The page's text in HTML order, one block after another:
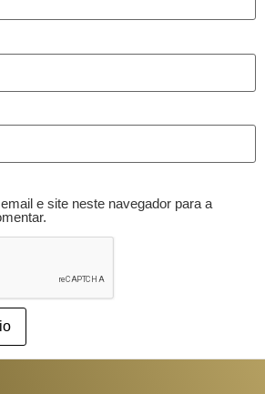
e site neste navegador para a